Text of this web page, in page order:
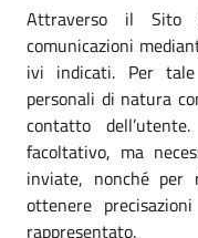
Attraverso il Sito
comunicazioni
ivi indicati. Per
personali di natura
contatto
facoltativo, ma
inviate, nonché
ottenere
rappresentato.